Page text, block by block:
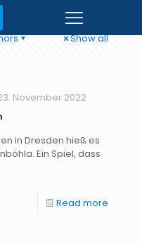
Show all
November 2022
in Dresden hieß es
Ein Spiel, dass
Read more